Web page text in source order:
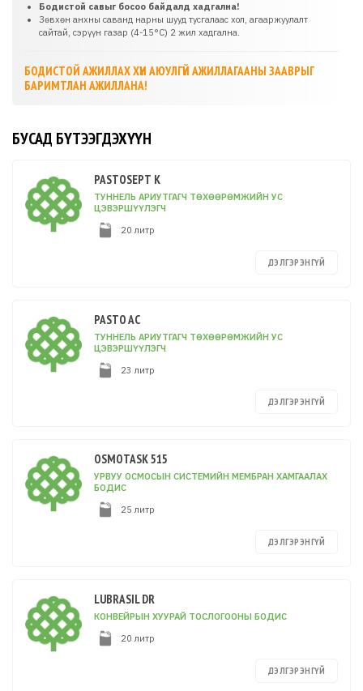
Бодистой савыг босоо байдалд хадгална!
Зөвхөн анхны саванд нарны шууд тусгалаас хол, агааржуулалт
сайтай, сэрүүн газар (4-15°C) 2 жил хадгална.
БОДИСТОЙ АЖИЛЛАХ ХҮН АЮУЛГҮЙ АЖИЛЛАГААНЫ ЗААВРЫГ
БАРИМТЛАН АЖИЛЛАНА!
БУСАД БҮТЭЭГДЭХҮҮН
PASTOSEPT K
ТУННЕЛЬ АРИУТГАГЧ ТӨХӨӨРӨМЖИЙН УС
ЦЭВЭРШҮҮЛЭГЧ
20 литр
ДЭЛГЭРЭНГҮЙ
PASTO AC
ТУННЕЛЬ АРИУТГАГЧ ТӨХӨӨРӨМЖИЙН УС
ЦЭВЭРШҮҮЛЭГЧ
23 литр
ДЭЛГЭРЭНГҮЙ
OSMOTASK 515
УРВУУ ОСМОСЫН СИСТЕМИЙН МЕМБРАН ХАМГААЛАХ
БОДИС
25 литр
ДЭЛГЭРЭНГҮЙ
LUBRASIL DR
КОНВЕЙРЫН ХУУРАЙ ТОСЛОГООНЫ БОДИС
20 литр
ДЭЛГЭРЭНГҮЙ